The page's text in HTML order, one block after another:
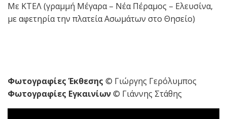
Με ΚΤΕΛ (γραμμή Μέγαρα – Νέα Πέραμος – Ελευσίνα,
με αφετηρία την πλατεία Ασωμάτων στο Θησείο)
Φωτογραφίες Έκθεσης © Γιώργης Γερόλυμπος
Φωτογραφίες Εγκαινίων© Γιάννης Στάθης